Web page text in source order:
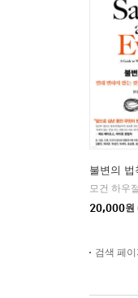
불변의 법
20,000원
검색 페